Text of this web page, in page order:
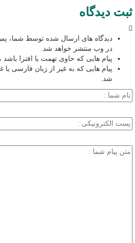
ثبت دیدگاه
دیدگاه های ارسال شده توسط شما،
در وب منتشر خواهد شد.
پیام هایی که حاوی تهمت یا افترا
پیام هایی که به غیر از زبان فارسی یا
شد.